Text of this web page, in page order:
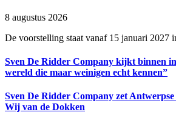
8 augustus 2026
De voorstelling staat vanaf 15 januari 2027
Sven De Ridder Company kijkt binnen
wereld die maar weinigen echt kennen”
Sven De Ridder Company zet
Wij van de Dokken